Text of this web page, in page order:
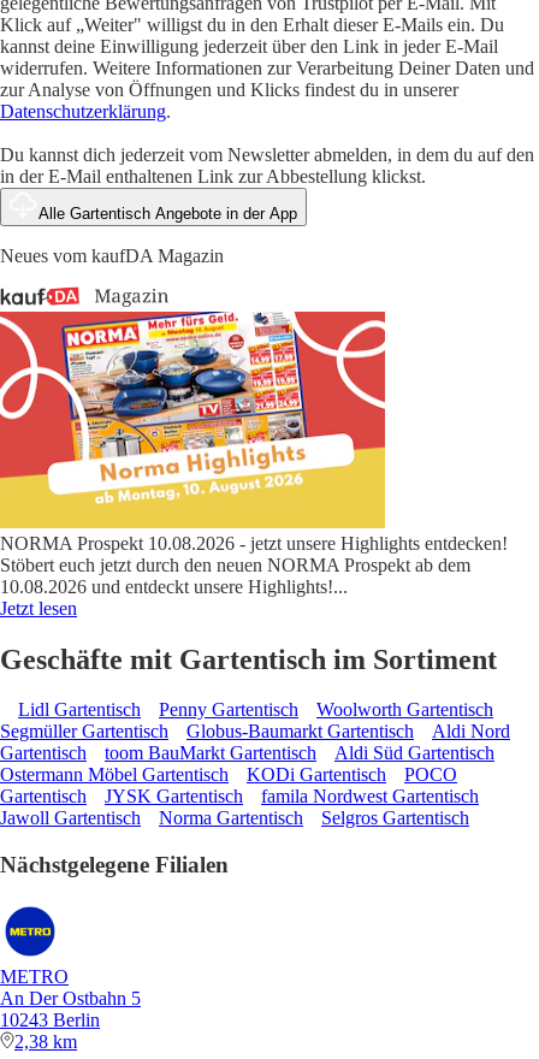
Klick auf „Weiter" willigst du in den Erhalt dieser E-Mails ein. Du
kannst deine Einwilligung jederzeit über den Link in jeder E-Mail
widerrufen. Weitere Informationen zur Verarbeitung Deiner Daten und
zur Analyse von Öffnungen und Klicks findest du in unserer
Datenschutzerklärung.
Du kannst dich jederzeit vom Newsletter abmelden, in dem du auf den
in der E-Mail enthaltenen Link zur Abbestellung klickst.
Alle Gartentisch Angebote in der App
Neues vom kaufDA Magazin
NORMA Prospekt 10.08.2026 - jetzt unsere Highlights entdecken!
Stöbert euch jetzt durch den neuen NORMA Prospekt ab dem
10.08.2026 und entdeckt unsere Highlights!...
Jetzt lesen
Geschäfte mit Gartentisch im Sortiment
Lidl Gartentisch Penny Gartentisch
Woolworth Gartentisch
Segmüller Gartentisch
Globus-Baumarkt Gartentisch
Aldi Nord
Gartentisch
toom BauMarkt Gartentisch
Aldi Süd Gartentisch
Ostermann Möbel Gartentisch
KODi Gartentisch
POCO
Gartentisch
JYSK Gartentisch
famila Nordwest Gartentisch
Jawoll Gartentisch
Norma Gartentisch Selgros Gartentisch
Nächstgelegene Filialen
METRO
An Der Ostbahn 5
10243 Berlin
2,38 km